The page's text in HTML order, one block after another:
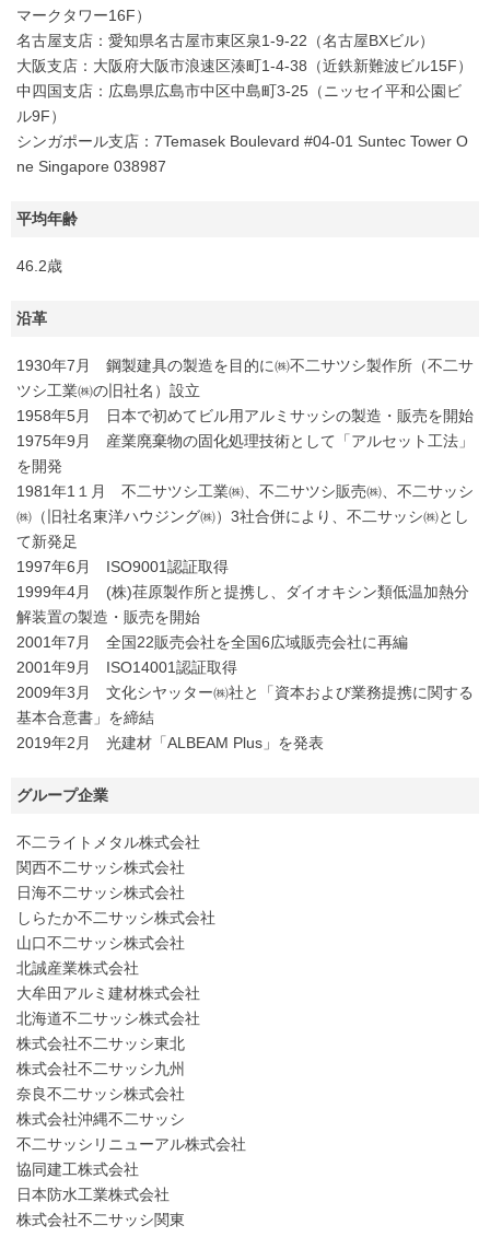
マークタワー16F）
名古屋支店：愛知県名古屋市東区泉1-9-22（名古屋BXビル）
大阪支店：大阪府大阪市浪速区湊町1-4-38（近鉄新難波ビル15F）
中四国支店：広島県広島市中区中島町3-25（ニッセイ平和公園ビ
ル9F）
シンガポール支店：7Temasek Boulevard #04-01 Suntec Tower O
ne Singapore 038987
平均年齢
46.2歳
沿革
1930年7月 鋼製建具の製造を目的に㈱不二サツシ製作所（不二サ
ツシ工業㈱の旧社名）設立
1958年5月 日本で初めてビル用アルミサッシの製造・販売を開始
1975年9月 産業廃棄物の固化処理技術として「アルセット工法」
を開発
1981年1１月 不二サツシ工業㈱、不二サツシ販売㈱、不二サッシ
㈱（旧社名東洋ハウジング㈱）3社合併により、不二サッシ㈱とし
て新発足
1997年6月 ISO9001認証取得
1999年4月 (株)荏原製作所と提携し、ダイオキシン類低温加熱分
解装置の製造・販売を開始
2001年7月 全国22販売会社を全国6広域販売会社に再編
2001年9月 ISO14001認証取得
2009年3月 文化シヤッター㈱社と「資本および業務提携に関する
基本合意書」を締結
2019年2月 光建材「ALBEAM Plus」を発表
グループ企業
不二ライトメタル株式会社
関西不二サッシ株式会社
日海不二サッシ株式会社
しらたか不二サッシ株式会社
山口不二サッシ株式会社
北誠産業株式会社
大牟田アルミ建材株式会社
北海道不二サッシ株式会社
株式会社不二サッシ東北
株式会社不二サッシ九州
奈良不二サッシ株式会社
株式会社沖縄不二サッシ
不二サッシリニューアル株式会社
協同建工株式会社
日本防水工業株式会社
株式会社不二サッシ関東